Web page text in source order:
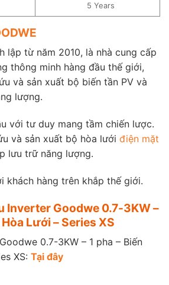
5 Years
lập từ năm 2010, là nhà cung cấp
thông minh hàng đầu thế giới,
và sản xuất bộ biến tần PV và
lượng.
với tư duy mang tầm chiến lược.
và sản xuất bộ hòa lưới điện mặt
lưu trữ năng lượng.
khách hàng trên khắp thế giới.
Inverter Goodwe 0.7-3KW –
Lưới – Series XS
0.7-3KW – 1 pha – Biến
XS: Tại đây